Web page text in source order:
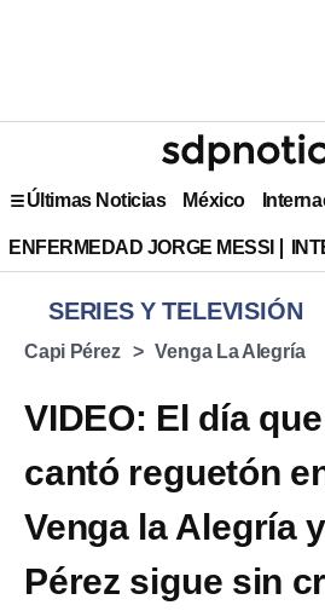
Últimas Noticias México
ENFERMEDAD JORGE MESSI
SERIES Y TELEVISIÓN
Capi Pérez Venga La Alegría
VIDEO: El día
cantó reguetón
Venga la Alegría
Pérez sigue sin